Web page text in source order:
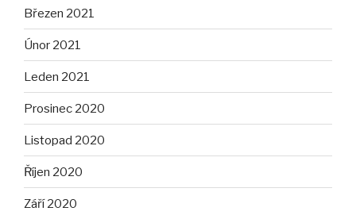
Březen 2021
Únor 2021
Leden 2021
Prosinec 2020
Listopad 2020
Říjen 2020
Září 2020